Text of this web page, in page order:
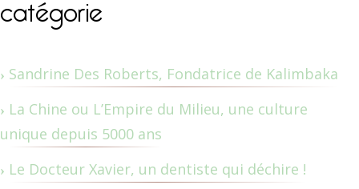
Sandrine Des Roberts, Fondatrice de Kalimbaka
La Chine ou L’Empire du Milieu, une culture
unique depuis 5000 ans
Le Docteur Xavier, un dentiste qui déchire !